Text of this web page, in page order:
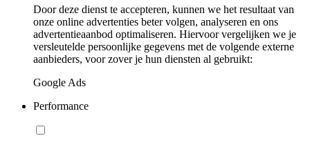
Door deze dienst te accepteren, kunnen we het resultaat van
onze online advertenties beter volgen, analyseren en ons
advertentieaanbod optimaliseren. Hiervoor vergelijken we je
versleutelde persoonlijke gegevens met de volgende externe
aanbieders, voor zover je hun diensten al gebruikt:
Google Ads
Performance